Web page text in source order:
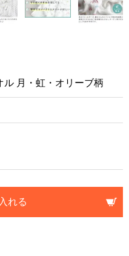
ル 月・虹・オリーブ柄
れる